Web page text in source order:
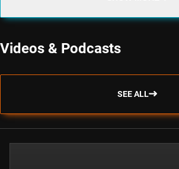
Videos & Podcasts
SEE ALL